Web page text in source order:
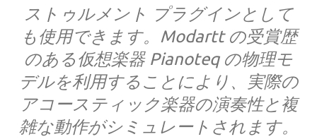
ストゥルメント プラグインとして
も使用できます。Modartt の受賞歴
のある仮想楽器 Pianoteq の物理モ
デルを利用することにより、実際の
アコースティック楽器の演奏性と複
雑な動作がシミュレートされます。